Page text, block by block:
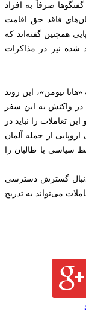
صرفاً به افراد
فاقد حق اقامت
همچنین گفته‌اند که
شده نیز در مذاکرات
نیومن»، این روند
در واکنش به این سفر
را نباید در
از جمله آلمان
سیاسی با طالبان را
دنبال گسترش دسترسی
می‌تواند به تدریج